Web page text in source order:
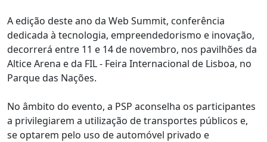
A edição deste ano da Web Summit, conferência
dedicada à tecnologia, empreendedorismo e inovação,
decorrerá entre 11 e 14 de novembro, nos pavilhões da
Altice Arena e da FIL - Feira Internacional de Lisboa, no
Parque das Nações.
No âmbito do evento, a PSP aconselha os participantes
a privilegiarem a utilização de transportes públicos e,
se optarem pelo uso de automóvel privado e